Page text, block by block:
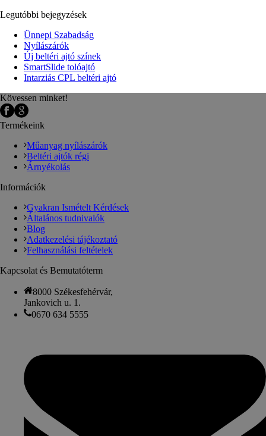
Legutóbbi bejegyzések
Ünnepi Szabadság
Nyílászárók
Új beltéri ajtó színek
SmartSlide tolóajtó
Intarziás CPL beltéri ajtó
Kövessen minket!
Termékeink
Műanyag nyílászárók
Beltéri ajtók régi
Árnyékolás
Információk
Gyakran Ismételt Kérdések
Általános tudnivalók
Blog
Adatkezelési tájékoztató
Felhasználási feltételek
Kapcsolat és Bemutatóterm
8000 Székesfehérvár,
Jankovich u. 1.
0670 634 5555